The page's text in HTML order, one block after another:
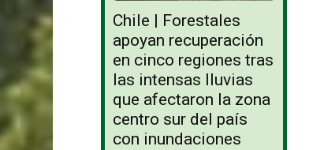
Chile | Forestales
apoyan recuperación
en cinco regiones tras
las intensas lluvias
que afectaron la zona
centro sur del país
con inundaciones